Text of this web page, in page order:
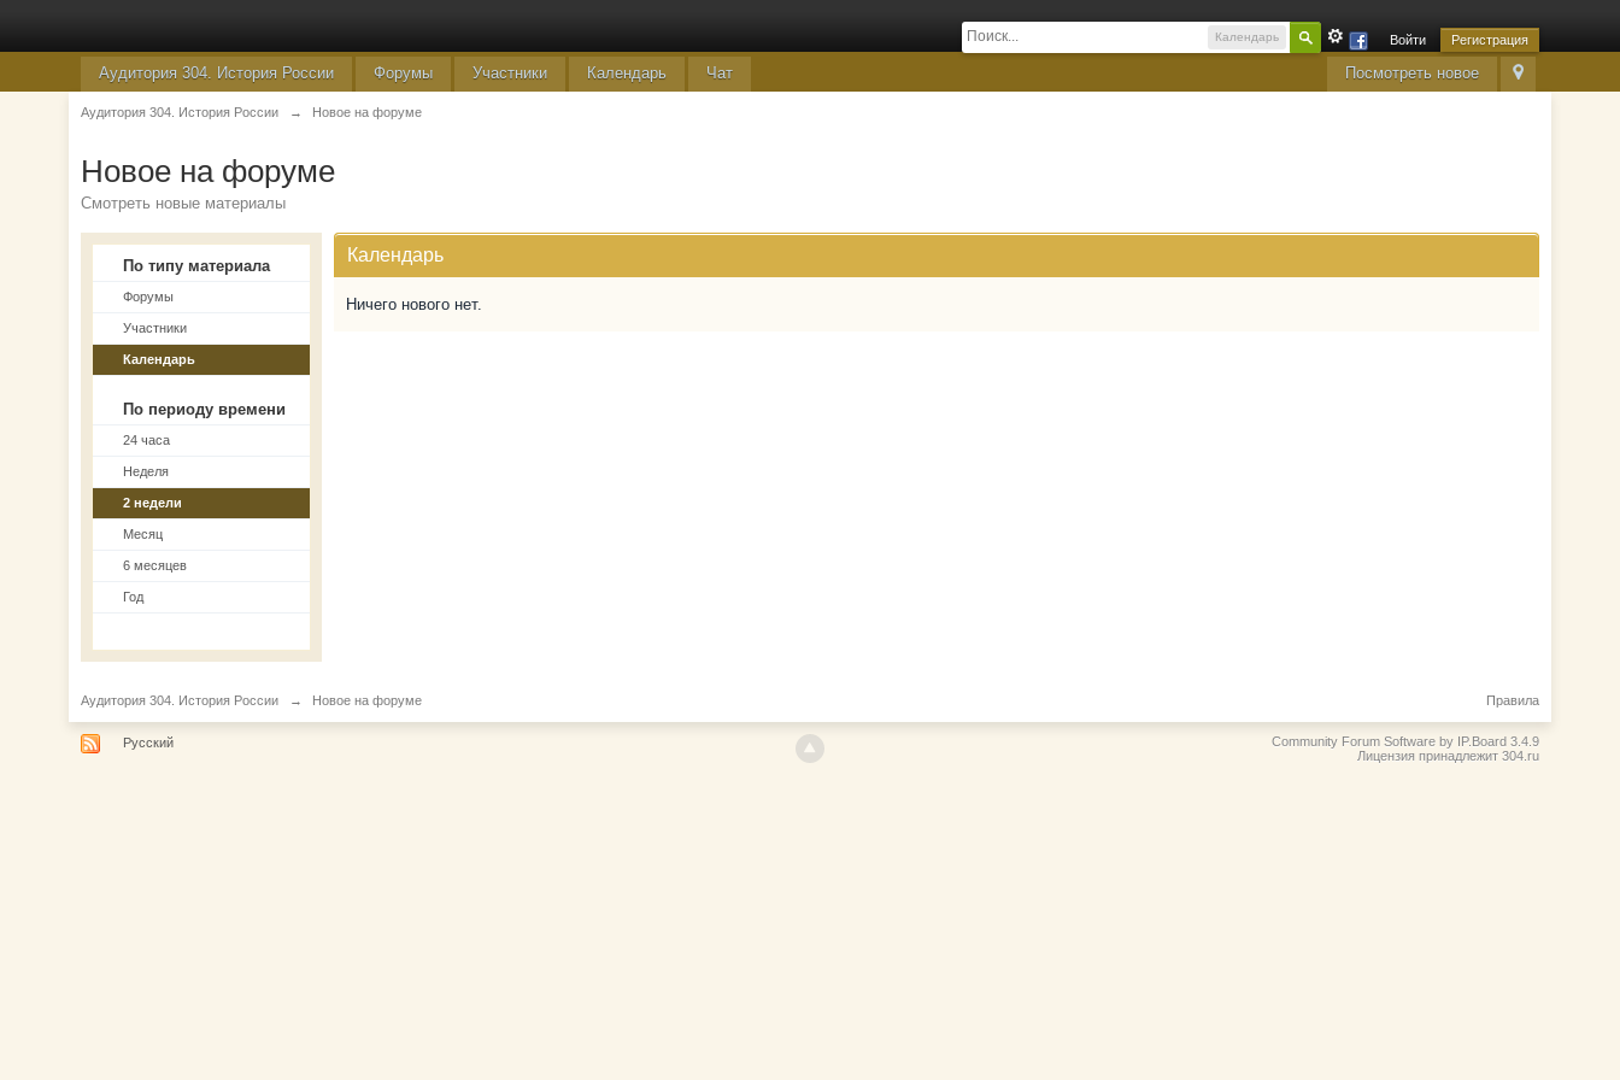
Календарь Войти Регистрация
Посмотреть новое
Аудитория 304. История России Форумы Участники Календарь Чат
Аудитория 304. История России → Новое на форуме
Новое на форуме
Смотреть новые материалы
По типу материала
Форумы
Участники
Календарь
По периоду времени
24 часа
Неделя
2 недели
Месяц
6 месяцев
Год
Календарь
Ничего нового нет.
Аудитория 304. История России → Новое на форуме Правила
Русский
Community Forum Software by IP.Board 3.4.9
Лицензия принадлежит 304.ru